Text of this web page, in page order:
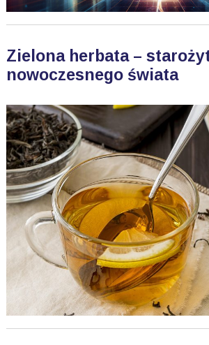
Zielona herbata –
nowoczesnego świata